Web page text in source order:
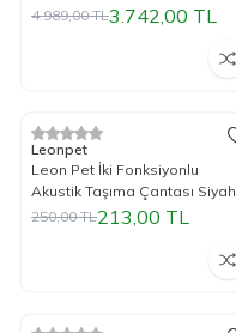
4.989,00TL3.742,00 TL
%15İndirim
Leonpet
Leon Pet İki Fonksiyonlu
Akustik Taşıma Çantası Siyah
32X48X28H Cm
250,00TL213,00 TL